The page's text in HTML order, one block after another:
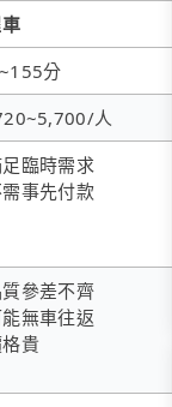
分
人
臨時需求
事先付款
參差不齊
無車往返
貴